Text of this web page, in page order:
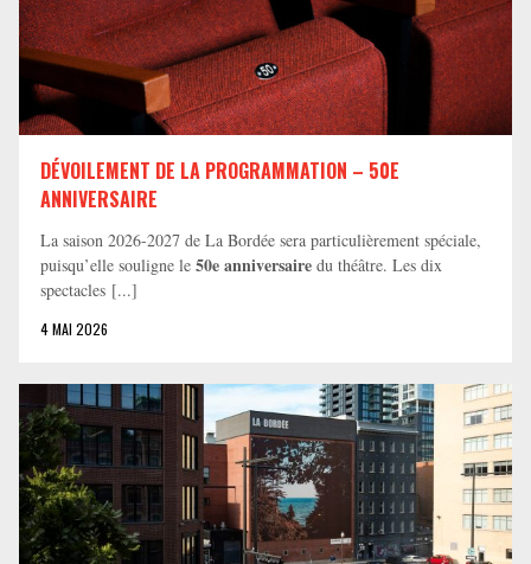
DÉVOILEMENT DE LA PROGRAMMATION – 50E
ANNIVERSAIRE
La saison 2026-2027 de La Bordée sera particulièrement spéciale,
puisqu’elle souligne le 50e anniversaire du théâtre. Les dix
spectacles [...]
4 MAI 2026